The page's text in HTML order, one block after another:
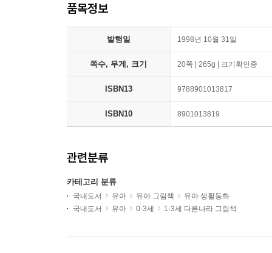
품목정보
발행일 1998년 10월 31일
쪽수, 무게, 크기 20쪽 | 265g | 크기확인중
ISBN13 9788901013817
ISBN10 8901013819
관련분류
카테고리 분류
국내도서 유아 유아 그림책
유아 생활동화
국내도서
유아 0-3세 1-3세 다른나라 그림책